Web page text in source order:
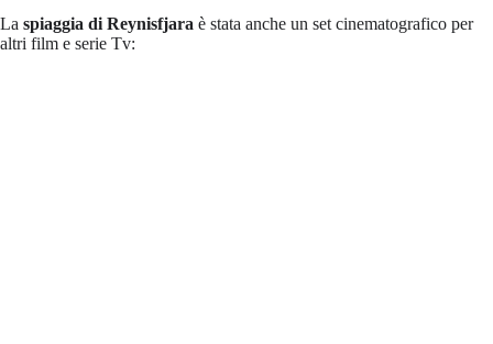
La spiaggia di Reynisfjara è stata anche un set cinematografico per
altri film e serie Tv: